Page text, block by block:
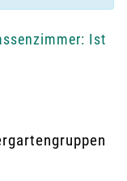
Ist